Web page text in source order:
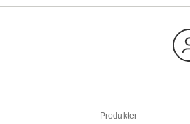
Produkter